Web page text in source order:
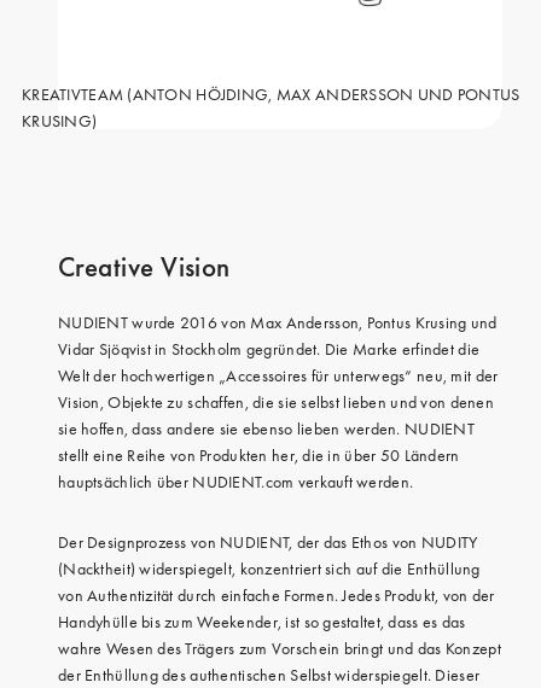
iPhone 14 Pro
iPhone 14
Alle Handymodelle
KREATIVTEAM (ANTON HÖJDING, MAX ANDERSSON UND PONTUS
KRUSING)
Creative Vision
NUDIENT wurde 2016 von Max Andersson, Pontus Krusing und
Vidar Sjöqvist in Stockholm gegründet. Die Marke erfindet die
Welt der hochwertigen „Accessoires für unterwegs“ neu, mit der
Vision, Objekte zu schaffen, die sie selbst lieben und von denen
sie hoffen, dass andere sie ebenso lieben werden. NUDIENT
stellt eine Reihe von Produkten her, die in über 50 Ländern
hauptsächlich über NUDIENT.com verkauft werden.
Der Designprozess von NUDIENT, der das Ethos von NUDITY
(Nacktheit) widerspiegelt, konzentriert sich auf die Enthüllung
von Authentizität durch einfache Formen. Jedes Produkt, von der
Handyhülle bis zum Weekender, ist so gestaltet, dass es das
wahre Wesen des Trägers zum Vorschein bringt und das Konzept
der Enthüllung des authentischen Selbst widerspiegelt. Dieser